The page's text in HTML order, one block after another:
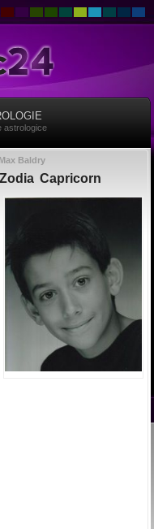
astrologice
Max Baldry
Capricorn